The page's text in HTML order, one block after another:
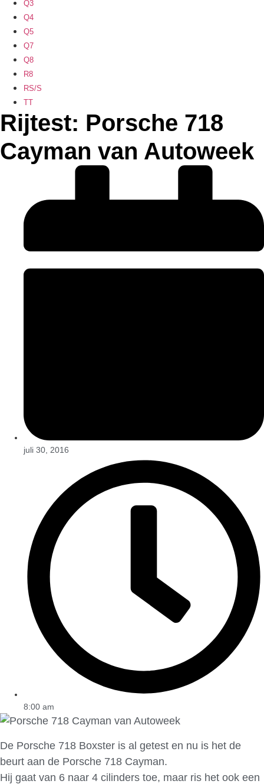
Q3
Q4
Q5
Q7
Q8
R8
RS/S
TT
Rijtest: Porsche 718
Cayman van Autoweek
juli 30, 2016
8:00 am
De Porsche 718 Boxster is al getest en nu is het de
beurt aan de Porsche 718 Cayman.
Hij gaat van 6 naar 4 cilinders toe, maar ris het ook een